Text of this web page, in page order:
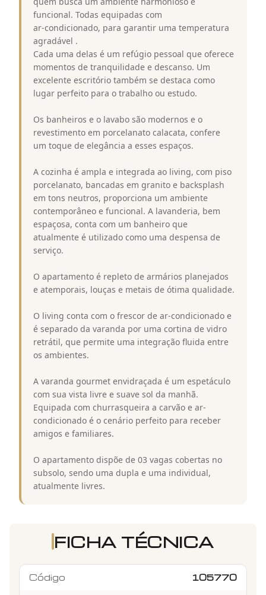
funcional. Todas equipadas com
ar-condicionado, para garantir uma temperatura
agradável .
Cada uma delas é um refúgio pessoal que oferece
momentos de tranquilidade e descanso. Um
excelente escritório também se destaca como
lugar perfeito para o trabalho ou estudo.
Os banheiros e o lavabo são modernos e o
revestimento em porcelanato calacata, confere
um toque de elegância a esses espaços.
A cozinha é ampla e integrada ao living, com piso
porcelanato, bancadas em granito e backsplash
em tons neutros, proporciona um ambiente
contemporâneo e funcional. A lavanderia, bem
espaçosa, conta com um banheiro que
atualmente é utilizado como uma despensa de
serviço.
O apartamento é repleto de armários planejados
e atemporais, louças e metais de ótima qualidade.
O living conta com o frescor de ar-condicionado e
é separado da varanda por uma cortina de vidro
retrátil, que permite uma integração fluida entre
os ambientes.
A varanda gourmet envidraçada é um espetáculo
com sua vista livre e suave sol da manhã.
Equipada com churrasqueira a carvão e ar-
condicionado é o cenário perfeito para receber
amigos e familiares.
O apartamento dispõe de 03 vagas cobertas no
subsolo, sendo uma dupla e uma individual,
atualmente livres.
FICHA TÉCNICA
Código 105770